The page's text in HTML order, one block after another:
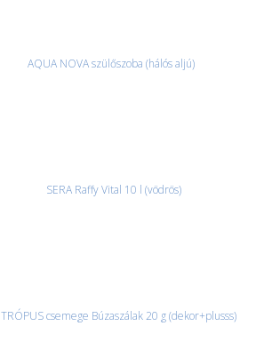
AQUA NOVA szülőszoba (hálós aljú)
SERA Raffy Vital 10 l (vödrös)
TRÓPUS csemege Búzaszálak 20 g (dekor+plusss)